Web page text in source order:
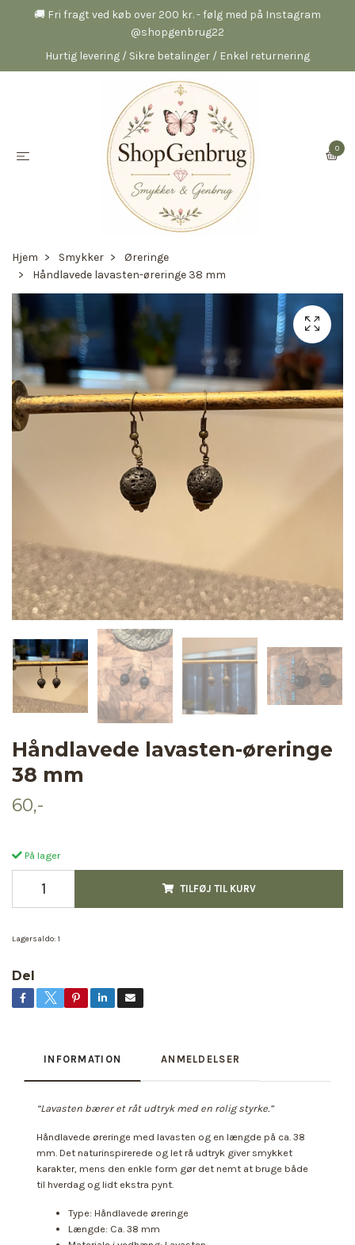
🚚 Fri fragt ved køb over 200 kr. - følg med på Instagram
@shopgenbrug22
Hurtig levering / Sikre betalinger / Enkel returnering
0
Hjem Smykker
Øreringe
Håndlavede lavasten-øreringe 38 mm
Håndlavede lavasten-øreringe
38 mm
60,-
På lager
TILFØJ TIL KURV
Lagersaldo: 1
Del
INFORMATION ANMELDELSER
“Lavasten bærer et råt udtryk med en rolig styrke.”
Håndlavede øreringe med lavasten og en længde på ca. 38
mm. Det naturinspirerede og let rå udtryk giver smykket
karakter, mens den enkle form gør det nemt at bruge både
til hverdag og lidt ekstra pynt.
Type: Håndlavede øreringe
Længde: Ca. 38 mm